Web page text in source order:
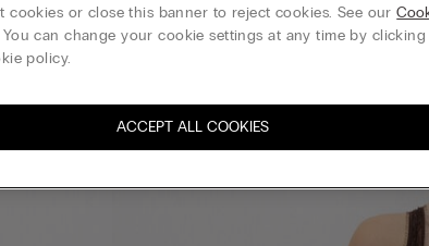
cookies or close this banner to reject cookies. See our
can change your cookie settings at any time by clicking
policy.
ACCEPT ALL COOKIES